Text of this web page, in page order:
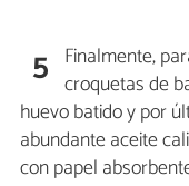
5 Finalmente,
croquetas de
huevo batido y por
abundante aceite
con papel